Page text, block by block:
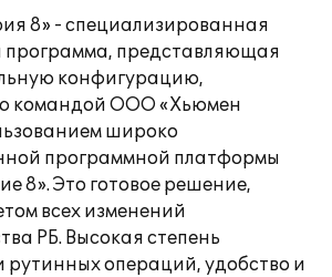
8» - специализированная
программа, представляющая
конфигурацию,
командой ООО «Хьюмен
широко
программной платформы
8». Это готовое решение,
всех изменений
РБ. Высокая степень
операций, удобство и